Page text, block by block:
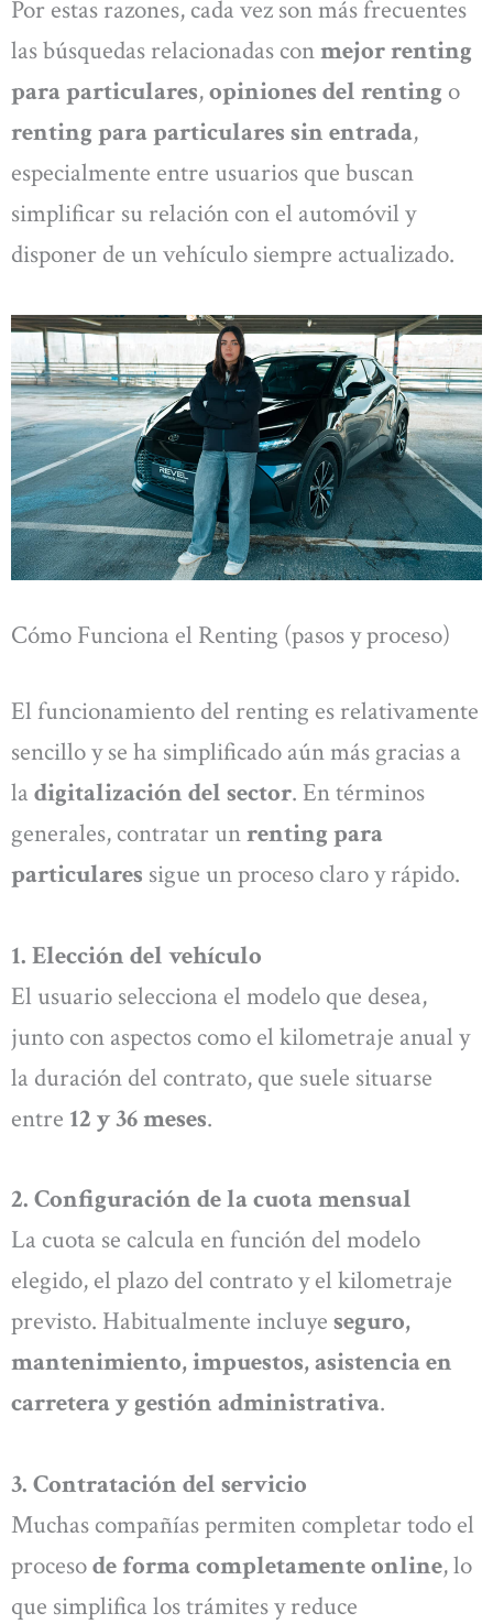
Por estas razones, cada vez son más frecuentes
las búsquedas relacionadas conmejor renting
para particulares,opiniones del renting o
renting para particulares sin entrada,
especialmente entre usuarios que buscan
simplificar su relación con el automóvil y
disponer de un vehículo siempre actualizado.
Cómo Funciona el Renting (pasos y proceso)
El funcionamiento del renting es relativamente
sencillo y se ha simplificado aún más gracias a
la digitalización del sector. En términos
generales, contratar unrenting para
particulares sigue un proceso claro y rápido.
1. Elección del vehículo
El usuario selecciona el modelo que desea,
junto con aspectos como el kilometraje anual y
la duración del contrato, que suele situarse
entre 12 y 36 meses.
2. Configuración de la cuota mensual
La cuota se calcula en función del modelo
elegido, el plazo del contrato y el kilometraje
previsto. Habitualmente incluye seguro,
mantenimiento, impuestos, asistencia en
carretera y gestión administrativa.
3. Contratación del servicio
Muchas compañías permiten completar todo el
procesode forma completamente online, lo
que simplifica los trámites y reduce